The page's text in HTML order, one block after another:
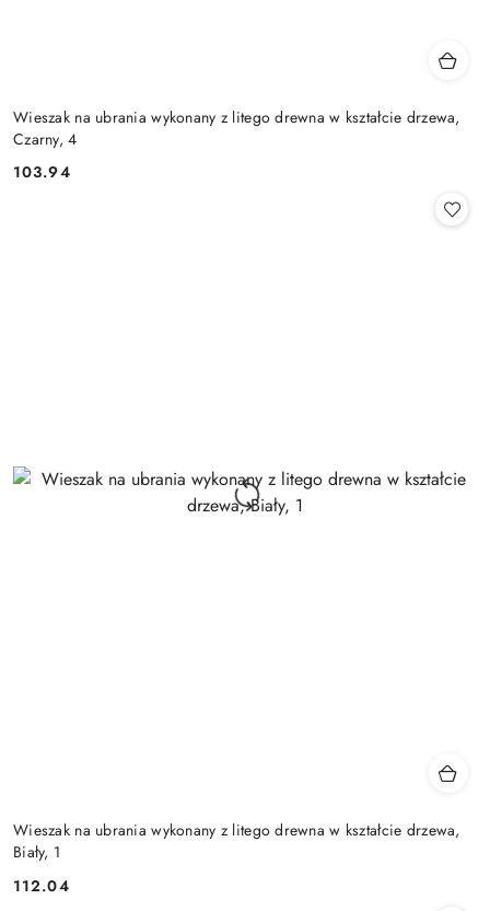
Wieszak na ubrania wykonany z litego drewna w kształcie drzewa,
Czarny, 4
Cena:
103.94
Wieszak na ubrania wykonany z litego drewna w kształcie drzewa,
Biały, 1
Cena:
112.04